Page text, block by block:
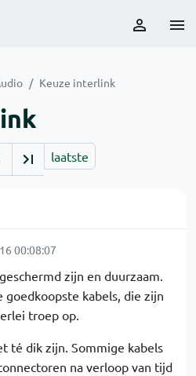
Keuze interlink
laatste
00:08:07
zijn en duurzaam.
goedkoopste kabels, die zijn
troep op.
té dik zijn. Sommige kabels
na verloop van tijd